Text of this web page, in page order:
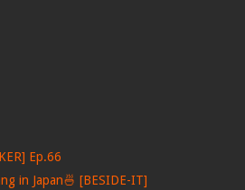
Ep.66
in Japan🍜 [BESIDE-IT]